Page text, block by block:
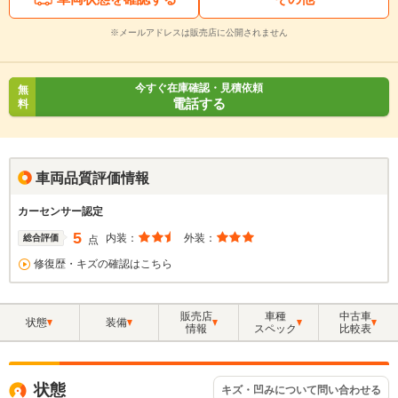
※メールアドレスは販売店に公開されません
無
料
今すぐ在庫確認・見積依頼
電話する
車両品質評価情報
カーセンサー認定
総合評価 5 点 内装： 外装：
修復歴・キズの確認はこちら
状態 装備
販売店
情報
車種
スペック
中古車
比較表
状態 キズ・凹みについて問い合わせる